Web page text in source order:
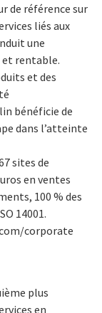
de référence sur
liés aux
une
et rentable.
et des
bénéficie de
dans l’atteinte
sites de
en ventes
100 % des
14001.
corporate
plus
en